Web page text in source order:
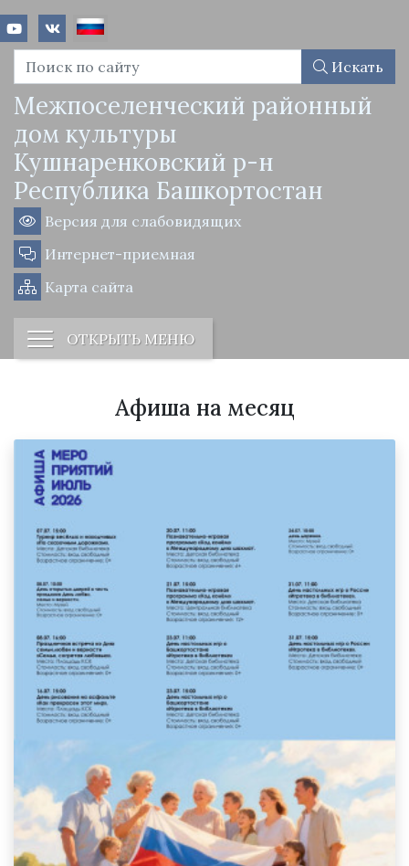
Искать
Межпоселенческий районный
дом культуры
Кушнаренковский р-н
Республика Башкортостан
Версия для слабовидящих
Интернет-приемная
Карта сайта
ОТКРЫТЬ МЕНЮ
Афиша на месяц